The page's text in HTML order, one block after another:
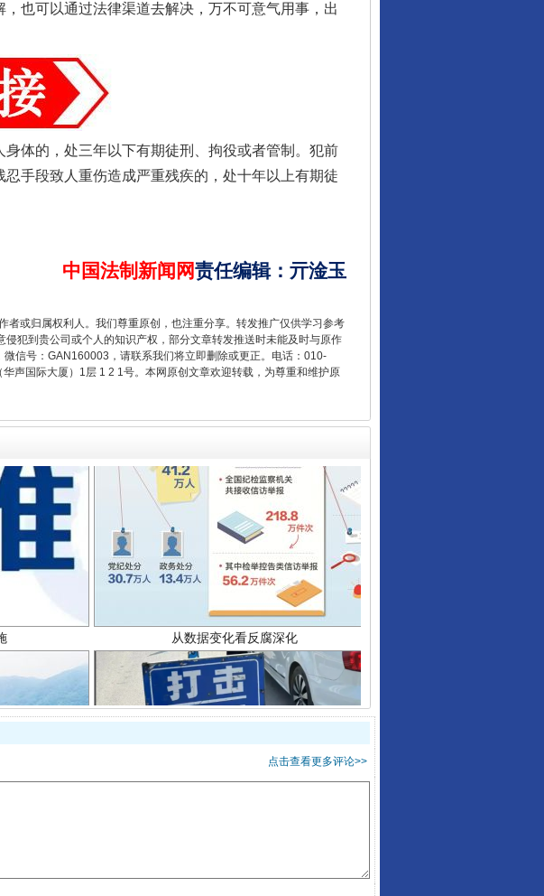
也可以通过法律渠道去解决，万不可意气用事，出
体的，处三年以下有期徒刑、拘役或者管制。犯前
手段致人重伤造成严重残疾的，处十年以上有期徒
中国法制新闻网责任编辑： 亓淦玉
者或归属权利人。我们尊重原创，也注重分享。转发推广仅供学习参考
犯到贵公司或个人的知识产权，部分文章转发推送时未能及时与原作
信号：GAN160003，请联系我们将立即删除或更正。电话：010-
声国际大厦）1层 1 2 1号。本网原创文章欢迎转载，为尊重和维护原
和解..
从数据变化看反腐深化
酒驾未被当场查获能处罚吗
点击查看更多评论>>